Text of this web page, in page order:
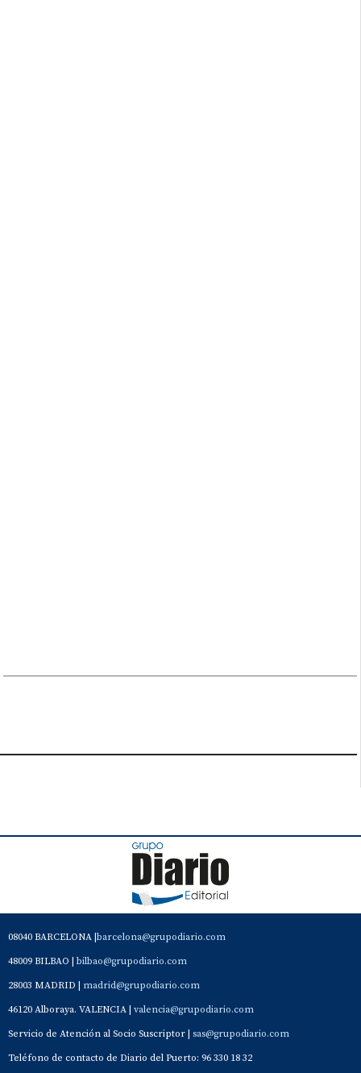
08040 BARCELONA | barcelona@grupodiario.com
48009 BILBAO | bilbao@grupodiario.com
28003 MADRID | madrid@grupodiario.com
46120 Alboraya. VALENCIA | valencia@grupodiario.com
Servicio de Atención al Socio Suscriptor | sas@grupodiario.com
Teléfono de contacto de Diario del Puerto: 96 330 18 32